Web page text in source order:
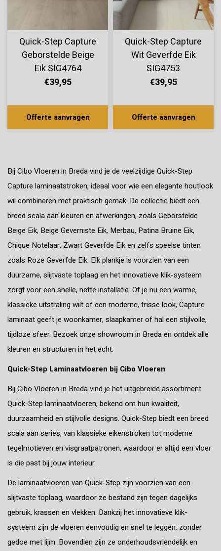
Quick-Step Capture
Geborstelde Beige
Eik SIG4764
€39,95
Offerte aanvragen
Quick-Step Capture
Wit Geverfde Eik
SIG4753
€39,95
Offerte aanvragen
Bij Cibo Vloeren in Breda vind je de veelzijdige Quick-Step
Capture laminaatstroken, ideaal voor wie een elegante houtlook
wil combineren met praktisch gemak. De collectie biedt een
breed scala aan kleuren en afwerkingen, zoals Geborstelde
Beige Eik, Beige Geverniste Eik, Merbau, Patina Bruine Eik,
Chique Notelaar, Zwart Geverfde Eik en zelfs speelse tinten
zoals Roze Geverfde Eik. Elk plankje is voorzien van een
duurzame, slijtvaste toplaag en het innovatieve klik-systeem
zorgt voor een snelle, nette installatie. Of je nu een warme,
klassieke uitstraling wilt of een moderne, frisse look, Capture
laminaat geeft je woonkamer, slaapkamer of hal een stijlvolle,
tijdloze sfeer. Bezoek onze showroom in Breda en ontdek alle
kleuren en structuren in het echt.
Quick-Step Laminaatvloeren bij Cibo Vloeren
Bij Cibo Vloeren in Breda vind je het uitgebreide assortiment
Quick-Step laminaatvloeren, bekend om hun kwaliteit,
duurzaamheid en stijlvolle designs. Quick-Step biedt een breed
scala aan series, van klassieke eikenstroken tot moderne
tegelmotieven en visgraatpatronen, waardoor er altijd een vloer
is die past bij jouw interieur.
De laminaatvloeren van Quick-Step zijn voorzien van een
slijtvaste toplaag, waardoor ze bestand zijn tegen dagelijks
gebruik, krassen en vlekken. Dankzij het innovatieve klik-
systeem zijn de vloeren eenvoudig en snel te leggen, zonder
gedoe met lijm. Bovendien zijn ze onderhoudsvriendelijk en